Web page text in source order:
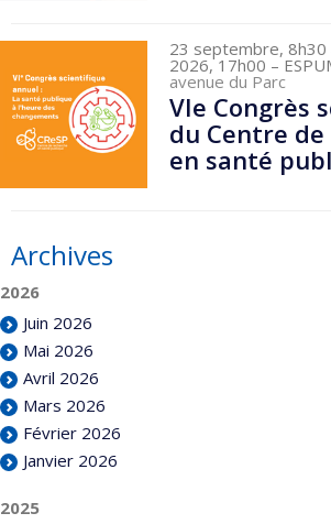
23 septembre,
2026, 17h00 –
avenue du Parc
VIe Congrès
du Centre
en santé
Archives
2026
Juin 2026
Mai 2026
Avril 2026
Mars 2026
Février 2026
Janvier 2026
2025